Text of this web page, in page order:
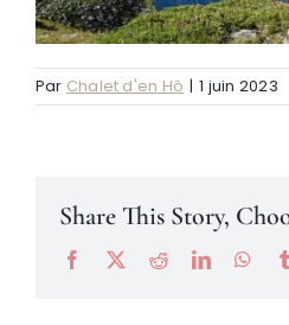
Névache
Par Chalet d'en Hô | 1 juin 2023
Share This Story,
Facebook
X RedditLinkedIn